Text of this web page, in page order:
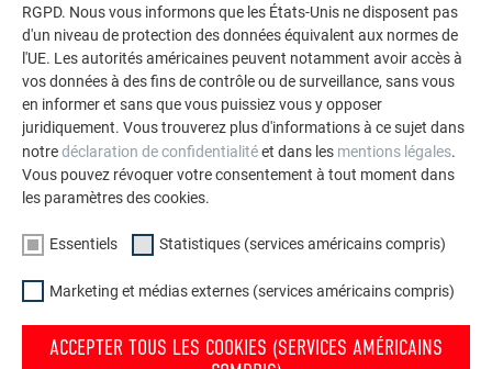
Votre maison au look PREFA
Nous vous présentons un montage photo de l’aspect
RGPD. Nous vous informons que les États-Unis ne disposent pas
d'un niveau de protection des données équivalent aux normes de
l'UE. Les autorités américaines peuvent notamment avoir accès à
vos données à des fins de contrôle ou de surveillance, sans vous
en informer et sans que vous puissiez vous y opposer
juridiquement. Vous trouverez plus d'informations à ce sujet dans
notredéclaration de confidentialitéet dans les mentions légales.
Vous pouvez révoquer votre consentement à tout moment dans
les paramètres des cookies.
Essentiels Statistiques (services américains compris)
Marketing et médias externes (services américains compris)
ACCEPTER TOUS LES COOKIES (SERVICES AMÉRICAINS